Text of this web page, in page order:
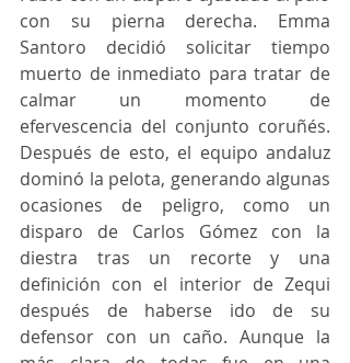
con su pierna derecha. Emma
Santoro decidió solicitar tiempo
muerto de inmediato para tratar de
calmar un momento de
efervescencia del conjunto coruñés.
Después de esto, el equipo andaluz
dominó la pelota, generando algunas
ocasiones de peligro, como un
disparo de Carlos Gómez con la
diestra tras un recorte y una
definición con el interior de Zequi
después de haberse ido de su
defensor con un caño. Aunque la